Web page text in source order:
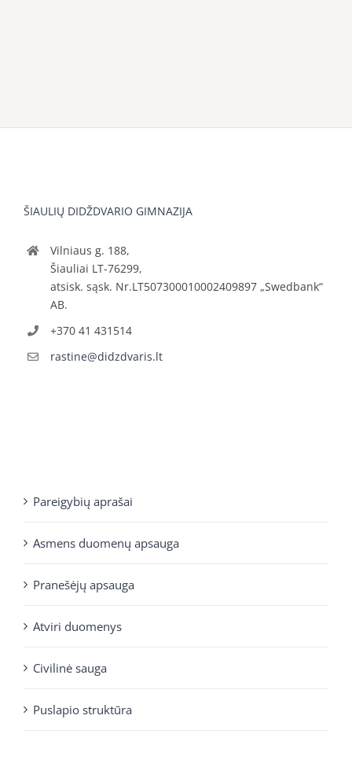
ŠIAULIŲ DIDŽDVARIO GIMNAZIJA
Vilniaus g. 188,
Šiauliai LT-76299,
atsisk. sąsk. Nr.LT507300010002409897 „Swedbank“
AB.
+370 41 431514
rastine@didzdvaris.lt
Pareigybių aprašai
Asmens duomenų apsauga
Pranešėjų apsauga
Atviri duomenys
Civilinė sauga
Puslapio struktūra